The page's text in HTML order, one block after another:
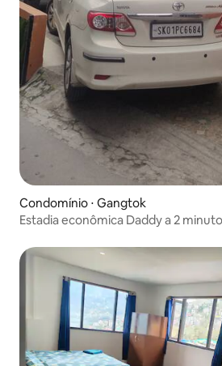
Condomínio ⋅ Gangtok
Estadia econômica Daddy a 2